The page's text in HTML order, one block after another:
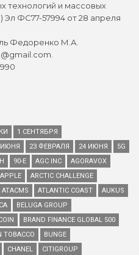
технологий и массовых
Эл ФС77-57994 от 28 апреля
Федоренко М.А.
1 СЕНТЯБРЯ
ИЮНЯ 23 ФЕВРАЛЯ 24 ИЮНЯ
5G
90-Е AGC INC
AGORAVOX
APPLE
ARCTIC CHALLENGE
ATACMS ATLANTIC COAST
AUKUS
BELUGA GROUP
BRAND FINANCE GLOBAL 500
TOBACCO
BUNGE
CHANEL
CITIGROUP